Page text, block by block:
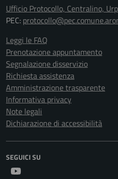
Ufficio Protocollo, Centralino, Urp
PEC:
Leggi le FAQ
Prenotazione appuntamento
Segnalazione disservizio
Richiesta assistenza
Amministrazione trasparente
Informativa privacy
Note legali
Dichiarazione di accessibilità
SEGUICI SU